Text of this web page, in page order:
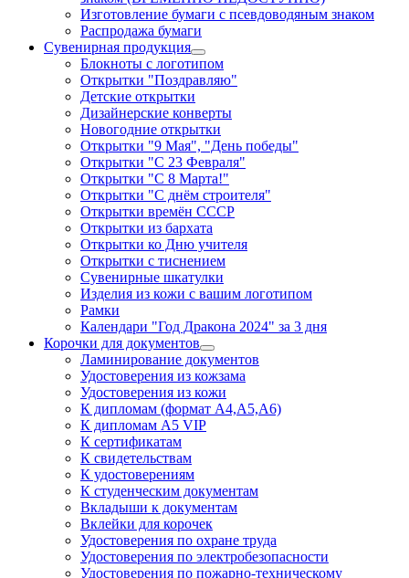
Изготовление бумаги с псевдоводяным знаком
Распродажа бумаги
Сувенирная продукция
Блокноты с логотипом
Открытки "Поздравляю"
Детские открытки
Дизайнерские конверты
Новогодние открытки
Открытки "9 Мая", "День победы"
Открытки "С 23 Февраля"
Открытки "С 8 Марта!"
Открытки "С днём строителя"
Открытки времён СССР
Открытки из бархата
Открытки ко Дню учителя
Открытки с тиснением
Сувенирные шкатулки
Изделия из кожи с вашим логотипом
Рамки
Календари "Год Дракона 2024" за 3 дня
Корочки для документов
Ламинирование документов
Удостоверения из кожзама
Удостоверения из кожи
К дипломам (формат А4,А5,А6)
К дипломам А5 VIP
К сертификатам
К свидетельствам
К удостоверениям
К студенческим документам
Вкладыши к документам
Вклейки для корочек
Удостоверения по охране труда
Удостоверения по электробезопасности
Удостоверения по пожарно-техническому